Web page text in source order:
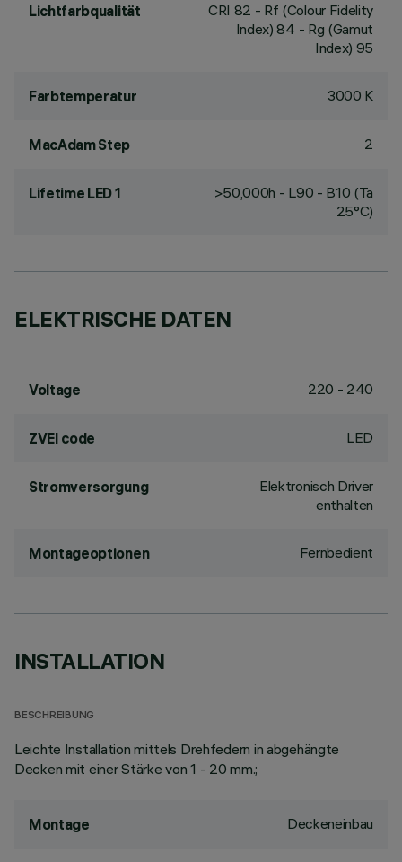
Lichtfarbqualität CRI 82 - Rf (Colour Fidelity
Index) 84 - Rg (Gamut
Index) 95
Farbtemperatur 3000 K
MacAdam Step 2
Lifetime LED 1
>50,000h - L90 - B10 (Ta
25°C)
ELEKTRISCHE DATEN
Voltage 220 - 240
ZVEI code LED
Stromversorgung
Elektronisch Driver
enthalten
Montageoptionen Fernbedient
INSTALLATION
BESCHREIBUNG
Leichte Installation mittels Drehfedern in abgehängte
Decken mit einer Stärke von 1 - 20 mm.;
Montage Deckeneinbau